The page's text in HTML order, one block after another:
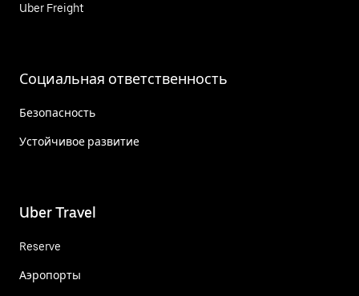
Uber Freight
Социальная ответственность
Безопасность
Устойчивое развитие
Uber Travel
Reserve
Аэропорты